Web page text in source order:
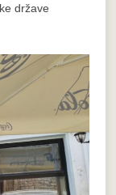
države